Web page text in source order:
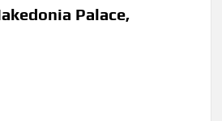
Palace,